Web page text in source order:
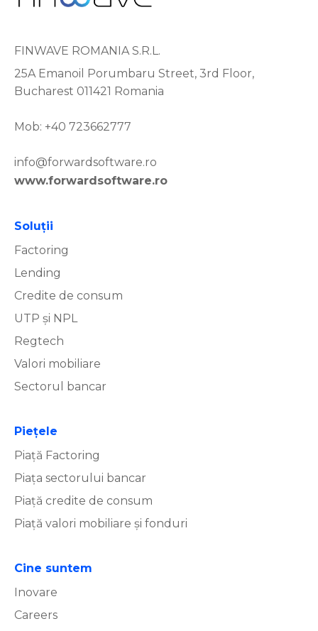
FINWAVE ROMANIA S.R.L.
25A Emanoil Porumbaru Street, 3rd Floor,
Bucharest 011421 Romania
Mob: +40 723662777
info@forwardsoftware.ro
www.forwardsoftware.ro
Soluţii
Factoring
Lending
Credite de consum
UTP și NPL
Regtech
Valori mobiliare
Sectorul bancar
Piețele
Piață Factoring
Piața sectorului bancar
Piață credite de consum
Piață valori mobiliare și fonduri
Cine suntem
Inovare
Careers